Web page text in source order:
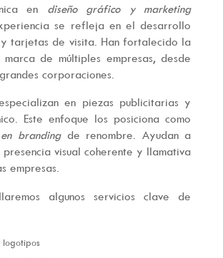
en diseño gráfico y marketing
se refleja en el desarrollo
tarjetas de visita. Han fortalecido la
de múltiples empresas, desde
corporaciones.
en piezas publicitarias y
Este enfoque los posiciona como
brandingde renombre. Ayudan a
presencia visual coherente y llamativa
empresas.
algunos servicios clave de
logotipos